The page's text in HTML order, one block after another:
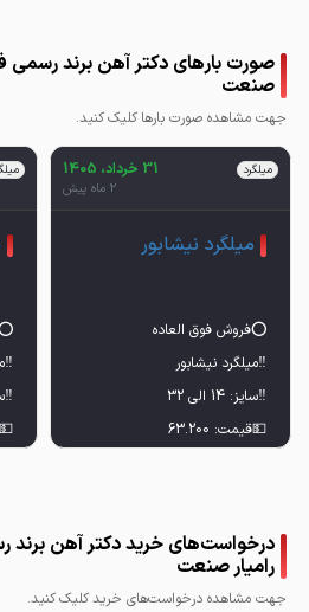
صورت بارهای دکتر آهن برند رسمی
صنعت
جهت مشاهده صورت بارها کلیک کنید.
میلگرد 31 خرداد، 1405
2 ماه پیش
میلگرد نیشابور
درخواست‌های خرید دکتر آهن برند
رامیار صنعت
جهت مشاهده درخواست‌های خرید کلیک کنید.